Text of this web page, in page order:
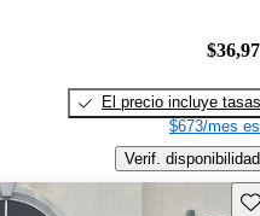
El precio incluye tasas
$673/mes
Verif. disponibilidad